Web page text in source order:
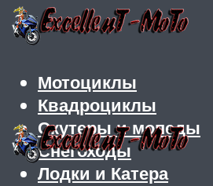
Мотоциклы
Квадроциклы
Скутеры и мопеды
Снегоходы
Лодки и Катера